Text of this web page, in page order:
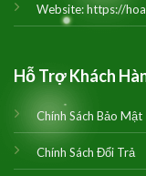
Website:https://
Hỗ Trợ Khách
Chính Sách Bảo Mật
Chính Sách Đổi Trả